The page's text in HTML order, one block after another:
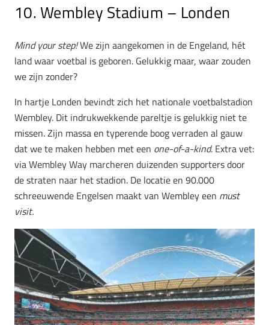
10. Wembley Stadium – Londen
Mind your step!We zijn aangekomen in de Engeland, hét
land waar voetbal is geboren. Gelukkig maar, waar zouden
we zijn zonder?
In hartje Londen bevindt zich het nationale voetbalstadion
Wembley. Dit indrukwekkende pareltje is gelukkig niet te
missen. Zijn massa en typerende boog verraden al gauw
dat we te maken hebben met een one-of-a-kind. Extra vet:
via Wembley Way marcheren duizenden supporters door
de straten naar het stadion. De locatie en 90.000
schreeuwende Engelsen maakt van Wembley een must
visit.